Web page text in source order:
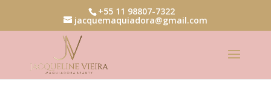
+55 11 98807-7322
jacquemaquiadora@gmail.com